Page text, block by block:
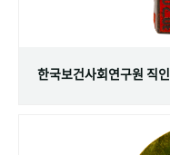
한국보건사회연구원 직인